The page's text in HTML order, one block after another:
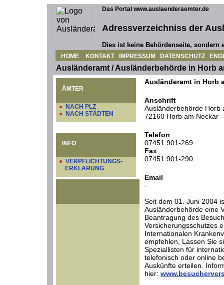
Das Portal www.auslaenderaemter.de
Adressverzeichniss der
Dies ist keine Behördenseite, sondern
HOME KONTAKT IMPRESSUM DATENSCHUTZ
Ausländeramt / Ausländerbehörde in Horb
ÄMTER
● NACH PLZ
● NACH STÄDTEN
INFO
● VERPFLICHTUNGS-
ERKLÄRUNG
Ausländeramt in Horb
Anschrift
Ausländerbehörde Horb
72160 Horb am Neckar
Telefon
07451 901-269
Fax
07451 901-290
Email
-
Seit dem 01. Juni 2004
Ausländerbehörde eine
Beantragung des
Versicherungsschutzes
Internationalen
empfehlen, Lassen Sie
Speziallisten für
telefonisch oder online
Auskünfte erteilen.
hier: